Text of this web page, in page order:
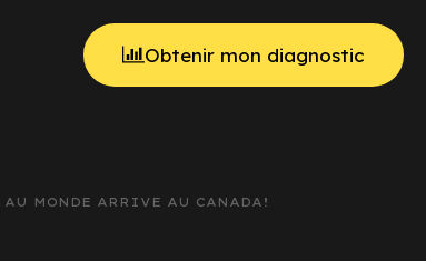
Obtenir mon diagnostic
MONDE ARRIVE AU CANADA!